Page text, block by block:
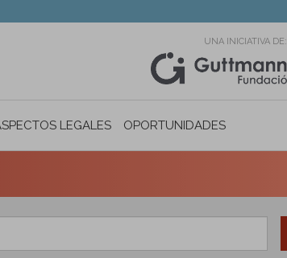
UNA INICIATIVA DE:
E INCLUSIÓN SOCIAL
LEGALES OPORTUNIDADES